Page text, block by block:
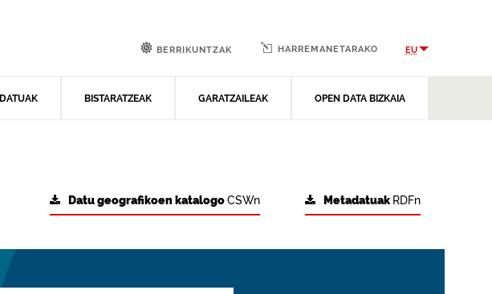
DATUAK BISTARATZEAK GARATZAILEAK OPEN DATA BIZKAIA
BERRIKUNTZAK HARREMANETARAKO EU
Metadatuak RDFn
Datu geografikoen katalogoCSWn